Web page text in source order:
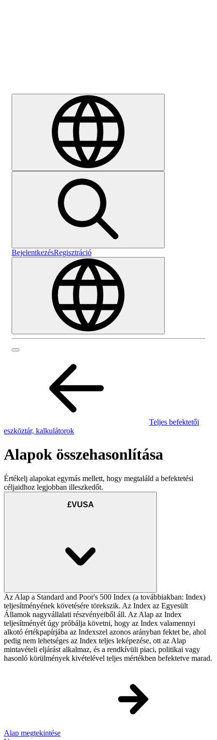
BejelentkezésRegisztráció
Teljes befektetői
eszköztár, kalkulátorok
Alapok összehasonlítása
Értékelj alapokat egymás mellett, hogy megtaláld a befektetési
céljaidhoz legjobban illeszkedőt.
£VUSA
Az Alap a Standard and Poor's 500 Index (a továbbiakban: Index)
teljesítményének követésére törekszik. Az Index az Egyesült
Államok nagyvállalati részvényeiből áll. Az Alap az Index
teljesítményét úgy próbálja követni, hogy az Index valamennyi
alkotó értékpapírjába az Indexszel azonos arányban fektet be, ahol
pedig nem lehetséges az Index teljes leképezése, ott az Alap
mintavételi eljárást alkalmaz, és a rendkívüli piaci, politikai vagy
hasonló körülmények kivételével teljes mértékben befektetve marad.
Alap megtekintése